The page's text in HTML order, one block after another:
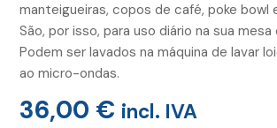
manteigueiras, copos de café, poke bowl
São, por isso, para uso diário na sua mesa
Podem ser lavados na máquina de lavar
ao micro-ondas.
36,00 € incl. IVA